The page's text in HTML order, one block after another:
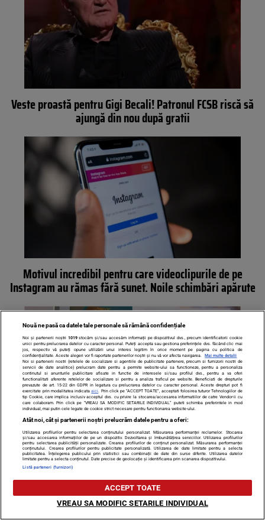
Veste proastă pentru Gigi Becali! Patronul FCSB riscă să
ajungă din nou după gratii
Motivul incredibil pentru care videoclipurile de pe
Instagram au rămas fără sunet. Noile schimbări apărute
Legătura neștiută dintre Iulia Pârlea și Iulia Vântur. Prin
ce aventuri sentimentale au trecut cele două vedete
Nouă ne pasă ca datele tale personale să rămână confidențiale
Noi și partenerii noștri 1019stocăm și/sau accesăm informații pe dispozitivul dvs., precum identificatorii cookie
unici pentru prelucrarea datelor cu caracter personal. Puteți accepta sau gestiona preferințele dvs. făcând clic mai
jos, respectiv vă puteți opune utilizării unui interes legitim în orice moment pe pagina cu politica de
confidențialitate. Aceste alegeri vor fi raportate partenerilor noștri și nu vă vor afecta navigarea.
Mai multe detalii
Noi si partenerii nostri (retelele de socializare si agentiile de publicitate partenere, precum si furnizorii nostri de
servicii de date analitice) prelucram date pentru a permite website-ului sa functioneze, pentru a personaliza
continutul si anunturile publicitare afisate in functie de interesele si/sau profilul dvs., pentru a va oferi
functionalitati aferente retelelor de socializare si pentru a analiza traficul pe website. Beneficiati de drepturile
prevazute de art. 15-22 din GDPR in legatura cu prelucrarea datelor cu caracter personal. Aceste drepturi pot fi
exercitate prin modalitatea indicataaici . Prin click pe “ACCEPT TOATE”, acceptati folosirea tuturor Tehnologiilor de
tip Cookie, care implica inclusiv acceptul dvs. cu privire la stocarea/accesarea informatiilor de catre Vendor-ii cu
care colaboram. Prin click pe “VREAU SA MODIFIC SETARILE INDIVIDUAL” puteti schimba preferintele in mod
individual, mai putin cele legate de cookie strict necesare pentru functionarea website-ului.
Atât noi, cât și partenerii noștri prelucrăm datele pentru a oferi:
Utilizarea profilurilor pentru selectarea conținutului personalizat. Măsurarea performanței reclamelor. Stocarea
și/sau accesarea informațiilor de pe un dispozitiv. Dezvoltarea și îmbunătățirea serviciilor. Utilizarea profilurilor
pentru selectarea publicității personalizate. Crearea profilurilor de conținut personalizat. Măsurarea performanței
conținutului. Crearea profilurilor pentru publicitate personalizată. Utilizarea de date limitate pentru a selecta
publicitatea. Înțelegerea publicului prin statistici sau combinații de date din surse diferite. Utilizarea datelor
limitate pentru a selecta conținutul. Date precise de geolocație și identificarea prin scanarea dispozitivului.
Listă parteneri (furnizori)
ACCEPT TOATE
VREAU SA MODIFIC SETARILE INDIVIDUAL